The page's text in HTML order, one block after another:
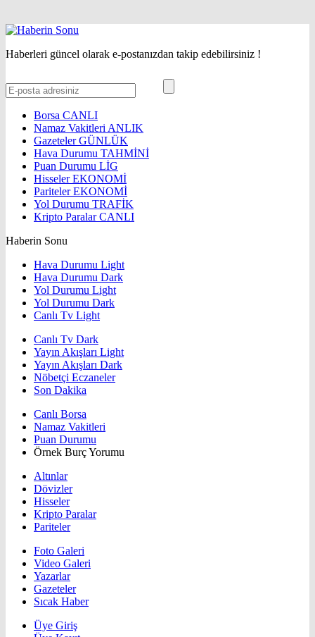
Haberleri güncel olarak e-postanızdan takip edebilirsiniz !
Borsa CANLI
Namaz Vakitleri ANLIK
GazetelerGÜNLÜK
Hava Durumu TAHMİNİ
Puan Durumu LİG
HisselerEKONOMİ
ParitelerEKONOMİ
Yol Durumu TRAFİK
Kripto ParalarCANLI
Haberin Sonu
Hava Durumu Light
Hava Durumu Dark
Yol Durumu Light
Yol Durumu Dark
Canlı Tv Light
Canlı Tv Dark
Yayın Akışları Light
Yayın Akışları Dark
Nöbetçi Eczaneler
Son Dakika
Canlı Borsa
Namaz Vakitleri
Puan Durumu
Örnek Burç Yorumu
Altınlar
Dövizler
Hisseler
Kripto Paralar
Pariteler
Foto Galeri
Video Galeri
Yazarlar
Gazeteler
Sıcak Haber
Üye Giriş